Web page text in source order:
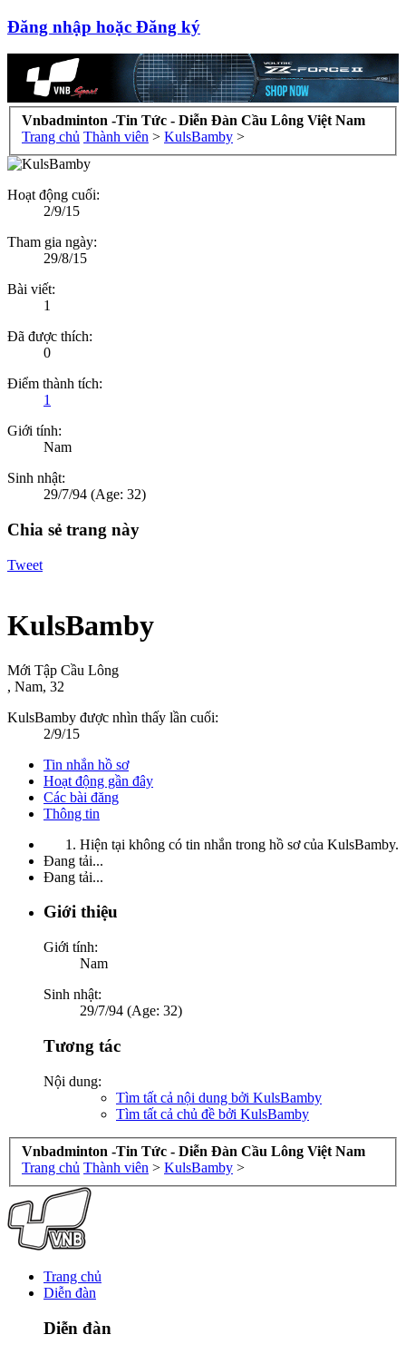
Đăng nhập hoặc Đăng ký
Vnbadminton -Tin Tức - Diễn Đàn Cầu Lông Việt Nam
Trang chủ Thành viên > KulsBamby >
Hoạt động cuối:
2/9/15
Tham gia ngày:
29/8/15
Bài viết:
1
Đã được thích:
0
Điểm thành tích:
1
Giới tính:
Nam
Sinh nhật:
29/7/94 (Age: 32)
Chia sẻ trang này
Tweet
KulsBamby
Mới Tập Cầu Lông
, Nam, 32
KulsBamby được nhìn thấy lần cuối:
2/9/15
Tin nhắn hồ sơ
Hoạt động gần đây
Các bài đăng
Thông tin
Hiện tại không có tin nhắn trong hồ sơ của KulsBamby.
Đang tải...
Đang tải...
Giới thiệu
Giới tính:
Nam
Sinh nhật:
29/7/94 (Age: 32)
Tương tác
Nội dung:
Tìm tất cả nội dung bởi KulsBamby
Tìm tất cả chủ đề bởi KulsBamby
Vnbadminton -Tin Tức - Diễn Đàn Cầu Lông Việt Nam
Trang chủ Thành viên > KulsBamby >
Trang chủ
Diễn đàn
Diễn đàn